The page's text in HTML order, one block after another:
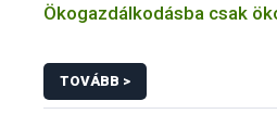
Ökogazdálkodásba csak
TOVÁBB >